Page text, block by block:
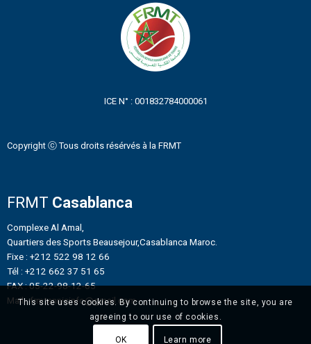
ICE N° : 001832784000061
Copyright ⓒ Tous droits résérvés à la FRMT
FRMT Casablanca
Complexe Al Amal,
Quartiers des Sports Beausejour,Casablanca Maroc.
Fixe : +212 522 98 12 66
Tél : +212 662 37 51 65
FAX : 05-22-98-12-65
Mail : frmtennisinfo@gmail.com
This site uses cookies. By continuing to browse the site, you are
agreeing to our use of cookies.
OK Learn more